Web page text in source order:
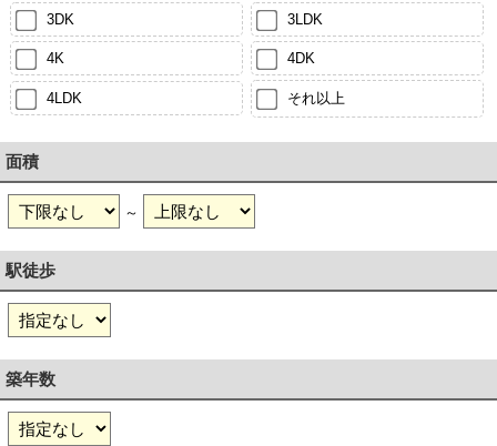
3DK 3LDK
4K 4DK
4LDK それ以上
面積
～
駅徒歩
築年数